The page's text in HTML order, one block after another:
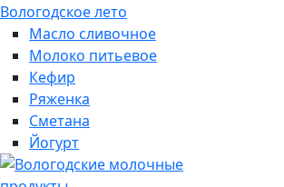
Вологодское лето
Масло сливочное
Молоко питьевое
Кефир
Ряженка
Сметана
Йогурт